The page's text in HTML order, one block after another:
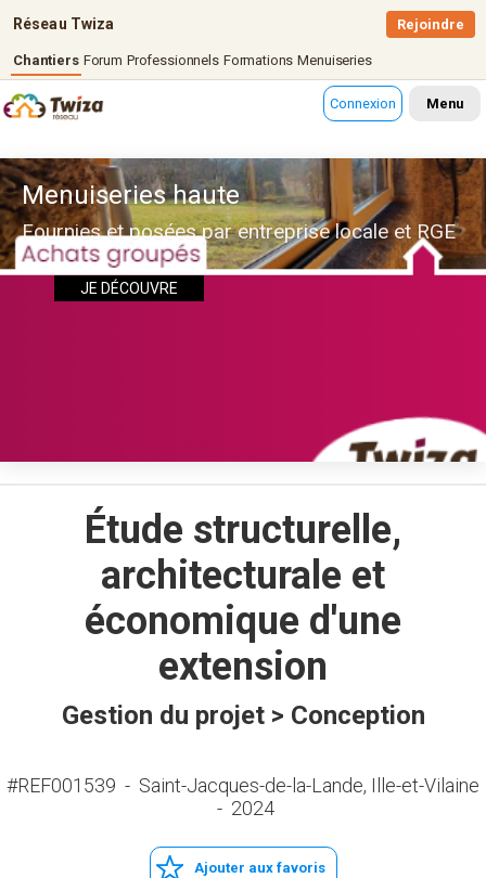
Réseau Twiza
Chantiers Forum Professionnels Formations Menuiseries
Rejoindre
Connexion Menu
Menuiseries haute
Fournies et posées par entreprise locale et RGE
JE DÉCOUVRE
Étude structurelle,
architecturale et
économique d'une
extension
Gestion du projet > Conception
#REF001539 - Saint-Jacques-de-la-Lande, Ille-et-Vilaine
- 2024
Ajouter aux favoris